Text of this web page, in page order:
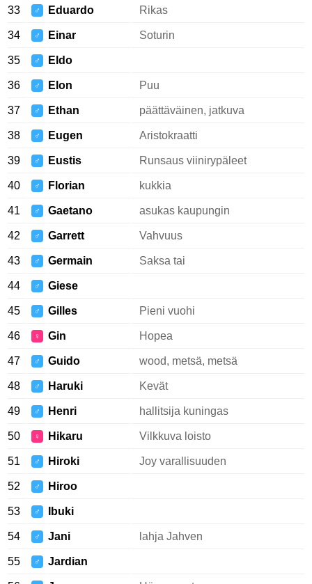
33 ♂ Eduardo Rikas
34 ♂ Einar Soturin
35 ♂ Eldo
36 ♂ Elon Puu
37 ♂ Ethan päättäväinen, jatkuva
38 ♂ Eugen Aristokraatti
39 ♂ Eustis Runsaus viinirypäleet
40 ♂ Florian kukkia
41 ♂ Gaetano asukas kaupungin
42 ♂ Garrett Vahvuus
43 ♂ Germain Saksa tai
44 ♂ Giese
45 ♂ Gilles Pieni vuohi
46 ♀ Gin Hopea
47 ♂ Guido wood, metsä, metsä
48 ♂ Haruki Kevät
49 ♂ Henri hallitsija kuningas
50 ♀ Hikaru Vilkkuva loisto
51 ♂ Hiroki Joy varallisuuden
52 ♂ Hiroo
53 ♂ Ibuki
54 ♂ Jani lahja Jahven
55 ♂ Jardian